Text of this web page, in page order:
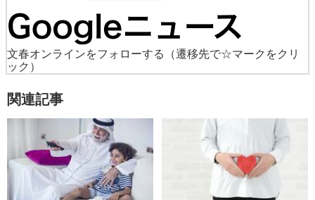
文春オンラインをフォローする
（遷移先で☆マークをクリ
ック）
関連記事